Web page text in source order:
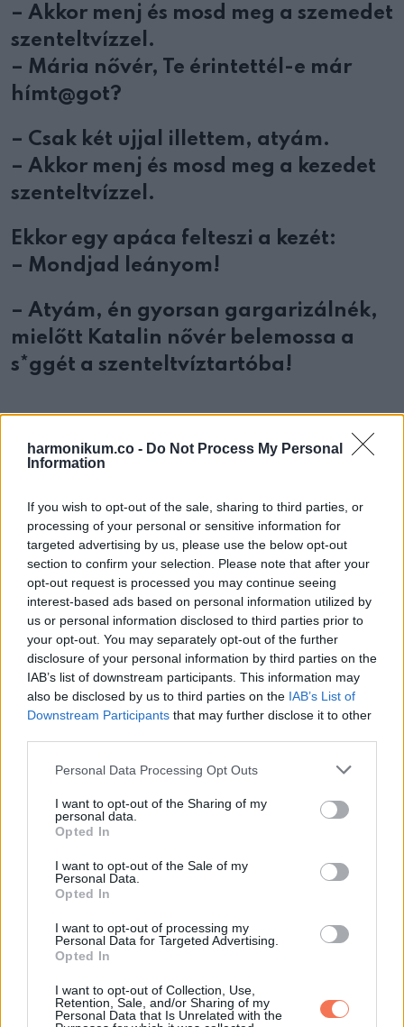
harmonikum.co - Do Not Process My Personal
Information
If you wish to opt-out of the sale, sharing to third parties, or
processing of your personal or sensitive information for
targeted advertising by us, please use the below opt-out
section to confirm your selection. Please note that after your
opt-out request is processed you may continue seeing
interest-based ads based on personal information utilized by
us or personal information disclosed to third parties prior to
your opt-out. You may separately opt-out of the further
disclosure of your personal information by third parties on the
IAB’s list of downstream participants. This information may
also be disclosed by us to third parties on the IAB’s List of
Downstream Participants that may further disclose it to other
Please note that this website/app uses one or more Google
not limited to your visit or usage behaviour. You may click to
grant or deny consent to Google and its third-party tags to
use your data for below specified purposes in below Google
consent section.
Personal Data Processing Opt Outs
I want to opt-out of the Sharing of my
personal data.
Opted In
I want to opt-out of the Sale of my
Personal Data.
Opted In
I want to opt-out of processing my
Personal Data for Targeted Advertising.
Opted In
I want to opt-out of Collection, Use,
Retention, Sale, and/or Sharing of my
Personal Data that Is Unrelated with the
– Akkor menj és mosd meg a szemedet
szenteltvízzel.
– Mária nővér, Te érintettél-e már
hímt@got?
– Csak két ujjal illettem, atyám.
– Akkor menj és mosd meg a kezedet
szenteltvízzel.
Ekkor egy apáca felteszi a kezét:
– Mondjad leányom!
– Atyám, én gyorsan gargarizálnék,
mielőtt Katalin nővér belemossa a
s*ggét a szenteltvíztartóba!
Oszd meg ezt a posztot:
WhatsappRedditShare
via
Email
ELŐZŐ POSZT
Milyen családi karmát cipelsz? A tibeti
horoszkópod megmutatja!
KÖVETKEZŐ POSZT
Szinte senkinek sem tűnik fel a hiba ezen a
képen! Te észreveszed? Ha nem katt. a
képre!
További bejegyzések